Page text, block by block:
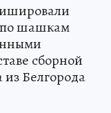
по шашкам
сборной
из Белгорода